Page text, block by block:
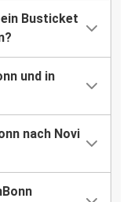
Busticket
und in
nach Novi